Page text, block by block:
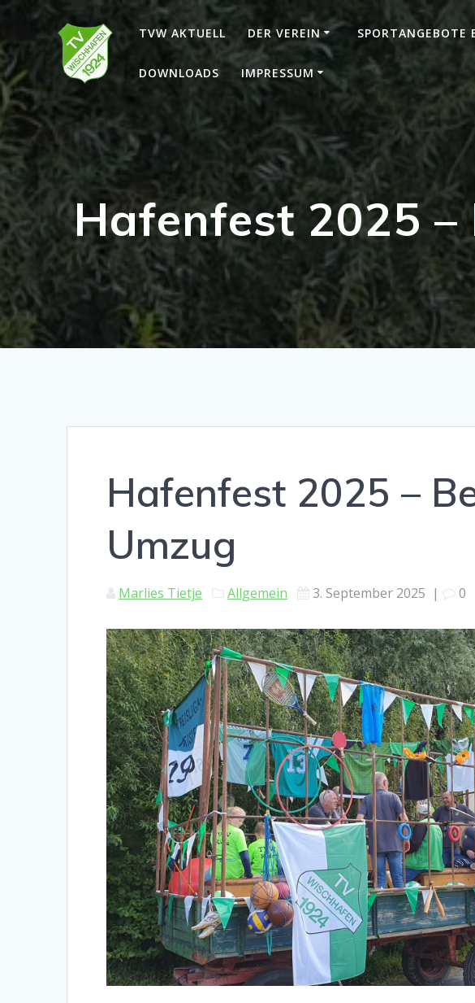
Skip
content
TVW AKTUELL DER VEREIN SPORTANGEBOTE
DOWNLOADS IMPRESSUM
Hafenfest 2025
Hafenfest 2025 –
Umzug
Marlies Tietje Allgemein 3. September 2025 | 0